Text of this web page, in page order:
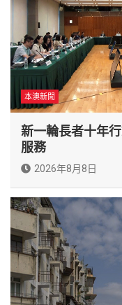
本澳新聞
新一輪長者十年
服務
2026年8月8日